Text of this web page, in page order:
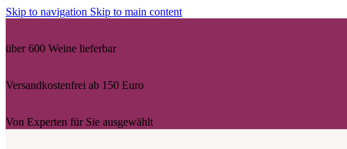
Skip to navigation Skip to main content
über 600 Weine lieferbar
Versandkostenfrei ab 150 Euro
Von Experten für Sie ausgewählt